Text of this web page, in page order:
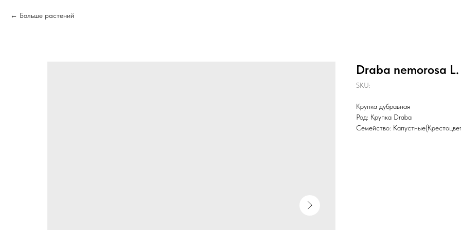
Больше растений
Draba nemorosa L.
SKU:
Крупка дубравная
Род: Крупка Draba
Семейство: